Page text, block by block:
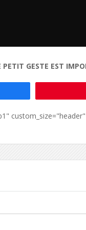
PETIT GESTE EST